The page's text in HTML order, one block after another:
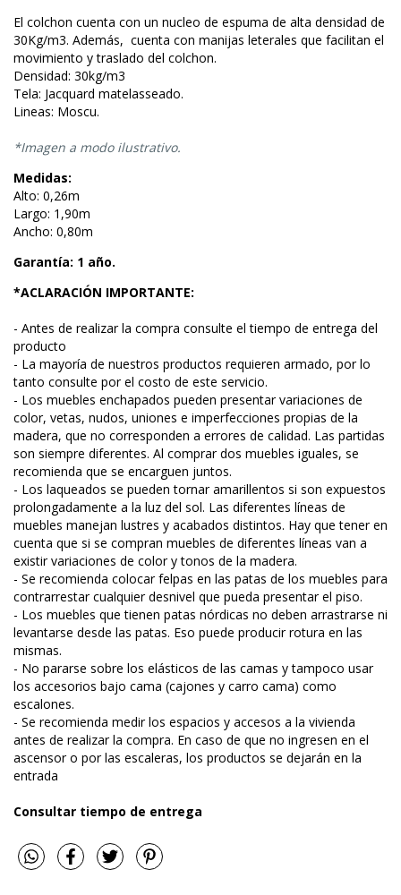
El colchon cuenta con un nucleo de espuma de alta densidad de
30Kg/m3. Además, cuenta con manijas leterales que facilitan el
movimiento y traslado del colchon.
Densidad: 30kg/m3
Tela: Jacquard matelasseado.
Lineas: Moscu.
*Imagen a modo ilustrativo.
Medidas:
Alto: 0,26m
Largo: 1,90m
Ancho: 0,80m
Garantía: 1 año.
*ACLARACIÓN IMPORTANTE:
- Antes de realizar la compra consulte el tiempo de entrega del
producto
- La mayoría de nuestros productos requieren armado, por lo
tanto consulte por el costo de este servicio.
- Los muebles enchapados pueden presentar variaciones de
color, vetas, nudos, uniones e imperfecciones propias de la
madera, que no corresponden a errores de calidad. Las partidas
son siempre diferentes. Al comprar dos muebles iguales, se
recomienda que se encarguen juntos.
- Los laqueados se pueden tornar amarillentos si son expuestos
prolongadamente a la luz del sol. Las diferentes líneas de
muebles manejan lustres y acabados distintos. Hay que tener en
cuenta que si se compran muebles de diferentes líneas van a
existir variaciones de color y tonos de la madera.
- Se recomienda colocar felpas en las patas de los muebles para
contrarrestar cualquier desnivel que pueda presentar el piso.
- Los muebles que tienen patas nórdicas no deben arrastrarse ni
levantarse desde las patas. Eso puede producir rotura en las
mismas.
- No pararse sobre los elásticos de las camas y tampoco usar
los accesorios bajo cama (cajones y carro cama) como
escalones.
- Se recomienda medir los espacios y accesos a la vivienda
antes de realizar la compra. En caso de que no ingresen en el
ascensor o por las escaleras, los productos se dejarán en la
entrada
Consultar tiempo de entrega